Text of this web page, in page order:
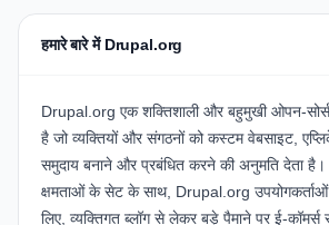
हमारे बारे में Drupal.org
Drupal.org एक शक्तिशाली और बहुमुखी ओपन-
है जो व्यक्तियों और संगठनों को कस्टम वेबसाइट,
समुदाय बनाने और प्रबंधित करने की अनुमति देता
क्षमताओं के सेट के साथ, Drupal.org उपयोगकर्ताओं
लिए, व्यक्तिगत ब्लॉग से लेकर बड़े पैमाने पर ई-